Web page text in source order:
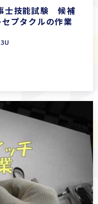
士技能試験 候補
プタクルの作業